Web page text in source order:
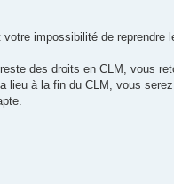
impossibilité de reprendre
des droits en CLM, vous
lieu à la fin du CLM, vous